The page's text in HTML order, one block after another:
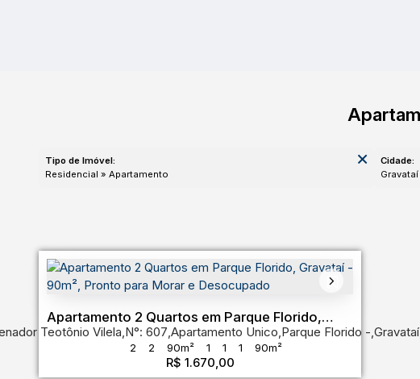
Tipo de Imóvel:
Residencial » Apartamento
Cidade:
Gravataí
Apartamento 2 Quartos em Parque Florido,
Gravataí - 90m², Pronto para Morar e
R$ 1.670,00
Teotônio Vilela,N°: 607,Apartamento Unico,Parque Florido ,Gravataí
2 2 90m² 1 1 1 90m²